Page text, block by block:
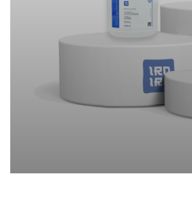
Sea Fish Vegetables